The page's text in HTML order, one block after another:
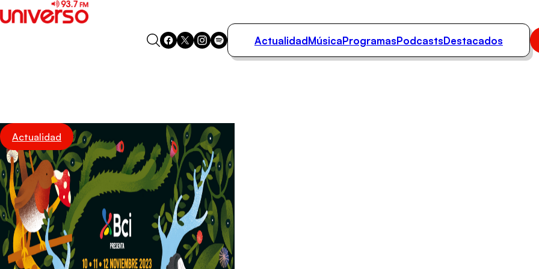
Podcasts
Destacados
ActualidadMúsicaProgramasPodcastsDestacados
Actualidad